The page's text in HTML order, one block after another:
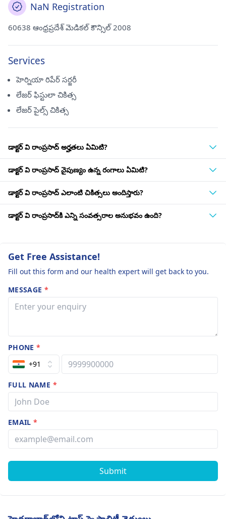
NaN Registration
60638 ఆంధ్రప్రదేశ్ మెడికల్ కౌన్సిల్ 2008
Services
హెర్నియా రిపేర్ సర్జరీ
లేజర్ ఫిస్టులా చికిత్స
లేజర్ పైల్స్ చికిత్స
డాక్టర్ వి రాంప్రసాద్ అర్హతలు ఏమిటి?
డాక్టర్ వి రాంప్రసాద్ నైపుణ్యం ఉన్న రంగాలు ఏమిటి?
డాక్టర్ వి రాంప్రసాద్ ఎలాంటి చికిత్సలు అందిస్తారు?
డాక్టర్ వి రాంప్రసాద్‌కి ఎన్ని సంవత్సరాల అనుభవం ఉంది?
Get Free Assistance!
Fill out this form and our health expert will get back to you.
MESSAGE *
PHONE*
+91
FULL NAME *
EMAIL*
Submit